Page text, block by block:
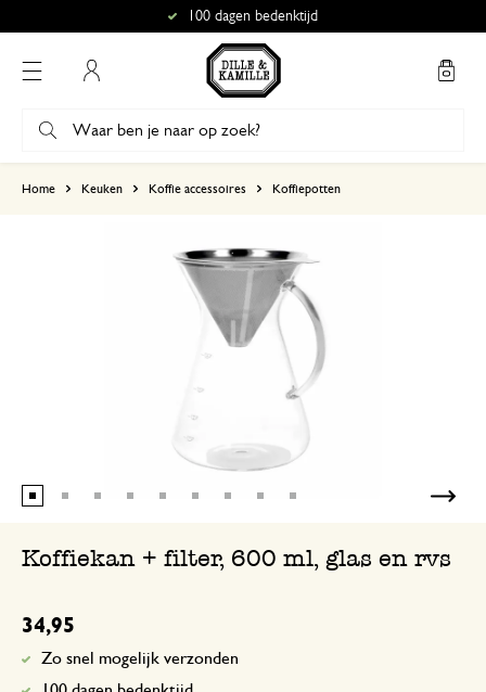
100 dagen bedenktijd
Home Keuken Koffie accessoires Koffiepotten
Koffiekan + filter, 600 ml, glas en rvs
34,95
Zo snel mogelijk verzonden
3
2